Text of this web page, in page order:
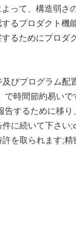
って、構造弱
るプロダクト
るためにプロダ
びプログラム
時間節約易いで
するために移り
に続いて下さい
を取られます;精